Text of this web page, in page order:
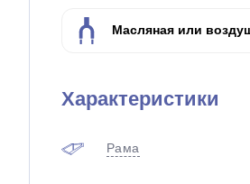
Масляная или
Характеристики
Рама